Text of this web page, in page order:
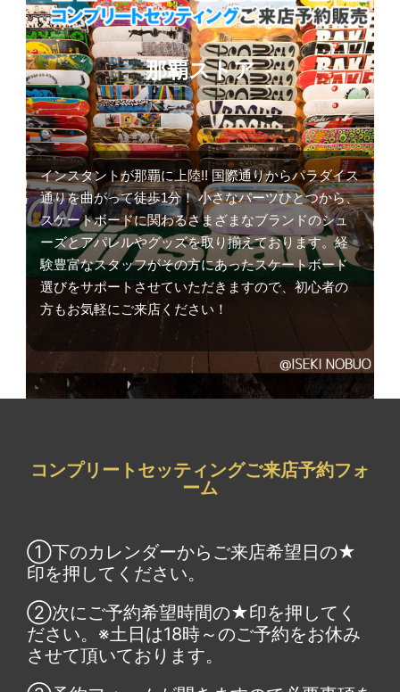
那覇ストア
インスタントが那覇に上陸!! 国際通りからパラダイス
通りを曲がって徒歩1分！ 小さなパーツひとつから、
スケートボードに関わるさまざまなブランドのシュ
ーズとアパレルやグッズを取り揃えております。経
験豊富なスタッフがその方にあったスケートボード
選びをサポートさせていただきますので、初心者の
方もお気軽にご来店ください！
コンプリートセッティングご来店予約フォ
ーム
①下のカレンダーからご来店希望日の★
印を押してください。
②次にご予約希望時間の★印を押してく
ださい。※土日は18時～のご予約をお休み
させて頂いております。